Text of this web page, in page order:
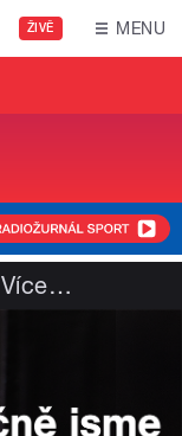
ŽIVĚ MENU
Více…